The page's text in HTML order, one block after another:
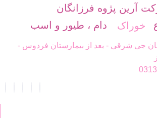
آرین پژوه فرزانگان
خوراک دام ، طیور و اسب
جی شرقی - بعد از بیمارستان فردوس -